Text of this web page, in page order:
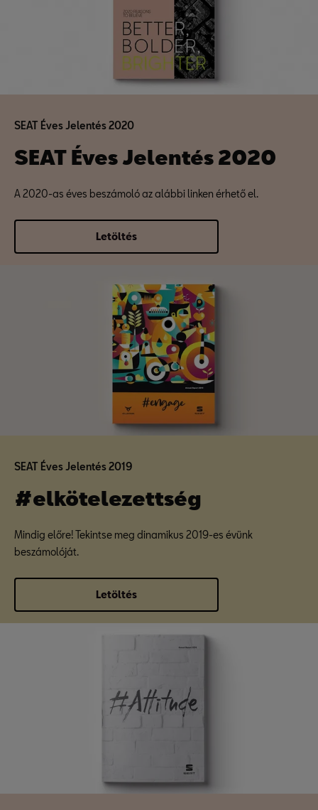
SEAT Éves Jelentés 2020
SEAT Éves Jelentés 2020
A 2020-as éves beszámoló az alábbi linken érhető el.
Letöltés
SEAT Éves Jelentés 2019
#elkötelezettség
Mindig előre! Tekintse meg dinamikus 2019-es évünk
beszámolóját.
Letöltés